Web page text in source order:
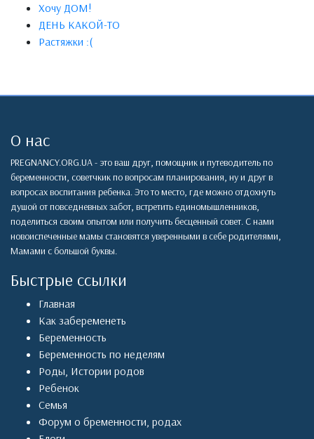
Хочу ДОМ!
ДЕНЬ КАКОЙ-ТО
Растяжки :(
О нас
PREGNANCY.ORG.UA - это ваш друг, помощник и путеводитель по
беременности, советчкик по вопросам планирования, ну и друг в
вопросах воспитания ребенка. Это то место, где можно отдохнуть
душой от повседневных забот, встретить единомышленников,
поделиться своим опытом или получить бесценный совет. С нами
новоиспеченные мамы становятся уверенными в себе родителями,
Мамами с большой буквы.
Быстрые ссылки
Главная
Как забеременеть
Беременность
Беременность по неделям
Роды, Истории родов
Ребенок
Семья
Форум о бременности, родах